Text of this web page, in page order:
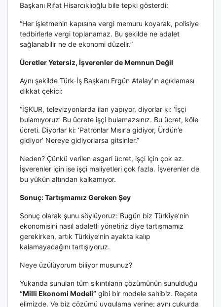
Başkanı Rıfat Hisarcıklıoğlu bile tepki gösterdi:
“Her işletmenin kapısına vergi memuru koyarak, polisiye
tedbirlerle vergi toplanamaz. Bu şekilde ne adalet
sağlanabilir ne de ekonomi düzelir.”
Ücretler Yetersiz, İşverenler de Memnun Değil
Aynı şekilde Türk-İş Başkanı Ergün Atalay’ın açıklaması
dikkat çekici:
“İŞKUR, televizyonlarda ilan yapıyor, diyorlar ki: ‘İşçi
bulamıyoruz’ Bu ücrete işçi bulamazsınız. Bu ücret, köle
ücreti. Diyorlar ki: ‘Patronlar Mısır’a gidiyor, Ürdün’e
gidiyor’ Nereye gidiyorlarsa gitsinler.”
Neden? Çünkü verilen asgari ücret, işçi için çok az.
İşverenler için ise işçi maliyetleri çok fazla. İşverenler de
bu yükün altından kalkamıyor.
Sonuç: Tartışmamız Gereken Şey
Sonuç olarak şunu söylüyoruz: Bugün biz Türkiye’nin
ekonomisini nasıl adaletli yönetiriz diye tartışmamız
gerekirken, artık Türkiye’nin ayakta kalıp
kalamayacağını tartışıyoruz.
Neye üzülüyorum biliyor musunuz?
Yukarıda sunulan tüm sıkıntıların çözümünün sunulduğu
“Milli Ekonomi Modeli” gibi bir modele sahibiz. Reçete
elimizde. Ve biz çözümü uygulama yerine; aynı çukurda